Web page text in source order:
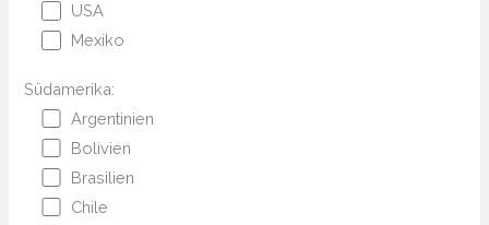
USA
Mexiko
Südamerika:
Argentinien
Bolivien
Brasilien
Chile